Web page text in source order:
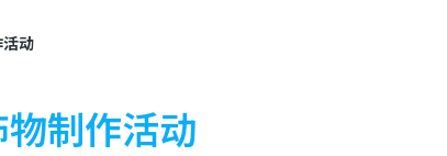
动
物制作活动